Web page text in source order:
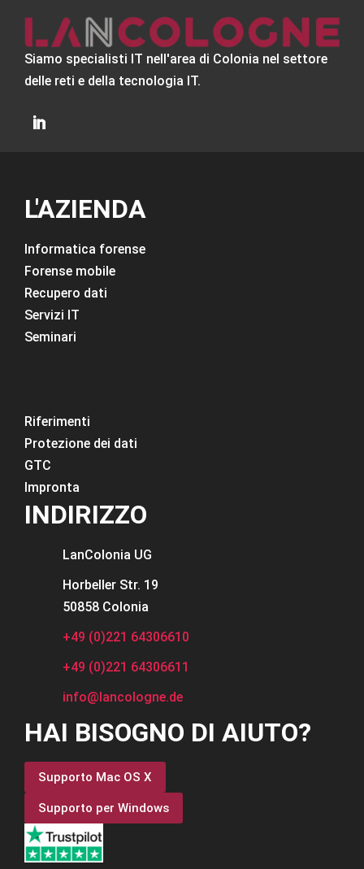
Siamo specialisti IT nell'area di Colonia nel settore
delle reti e della tecnologia IT.
L'AZIENDA
Informatica forense
Forense mobile
Recupero dati
Servizi IT
Seminari
Riferimenti
Protezione dei dati
GTC
Impronta
INDIRIZZO
LanColonia UG
Horbeller Str. 19
50858 Colonia
+49 (0)221 64306610
+49 (0)221 64306611
info@lancologne.de
HAI BISOGNO DI AIUTO?
Supporto Mac OS X
Supporto per Windows